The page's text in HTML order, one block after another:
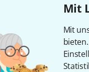
Mit
Mit